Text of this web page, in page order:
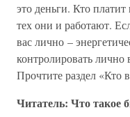
это деньги. Кто
тех они и работают.
вас лично –
контролировать лично
Прочтите раздел «Кто
Читатель: Что такое